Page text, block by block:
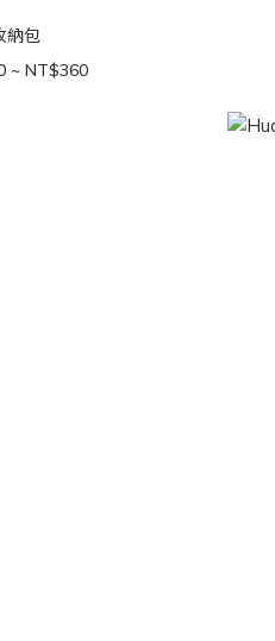
納包
~ NT$360